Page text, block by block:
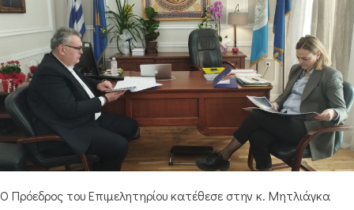
Ο Πρόεδρος του Επιμελητηρίου κατέθεσε στην κ. Μητλιάγκα